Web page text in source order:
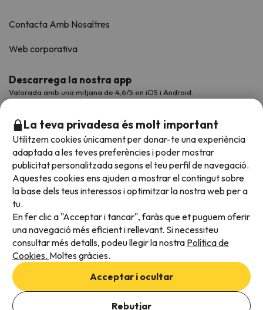
Afegeix les dates per comprovar la disponibilitat
Contacta Amb Nosaltres
Web corporativa
Descarrega la nostra app
Valorada amb una mitjana de 4,6/5 en iOS i Android.
Acceptem
Condicions generals
Privadesa de dades
Política de cookies
La teva privadesa és molt important
Utilitzem cookies únicament per donar-te una experiència
adaptada a les teves preferències i poder mostrar
publicitat personalitzada segons el teu perfil de navegació.
Aquestes cookies ens ajuden a mostrar el contingut sobre
la base dels teus interessos i optimitzar la nostra web per a
tu.
En fer clic a "Acceptar i tancar", faràs que et puguem oferir
una navegació més eficient i rellevant. Si necessiteu
consultar més detalls, podeu llegir la nostra Política de
Cookies. Moltes gràcies.
Acceptar i ocultar
Rebutjar